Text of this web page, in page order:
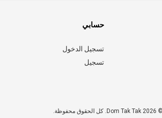
حسابي
تسجيل الدخول
تسجيل
© 2026 Dom Tak Tak. كل الحقوق محفوظة.